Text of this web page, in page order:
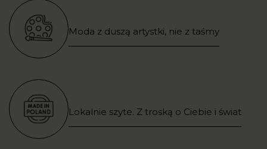
Moda z duszą artystki, nie z taśmy
Lokalnie szyte. Z troską o Ciebie i świat